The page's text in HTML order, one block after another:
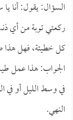
السؤال: يقول: أنا يا
ركعتي توبة من أي
كل خطيئة، فهل
الجواب: هذا عمل
في وسط الليل أو
النهي.